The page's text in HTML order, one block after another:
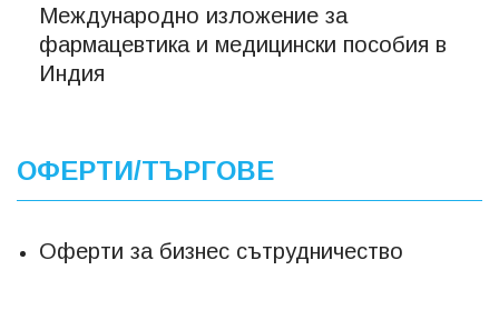
Международно изложение за
фармацевтика и медицински пособия в
Индия
ОФЕРТИ/ТЪРГОВЕ
Оферти за бизнес сътрудничество